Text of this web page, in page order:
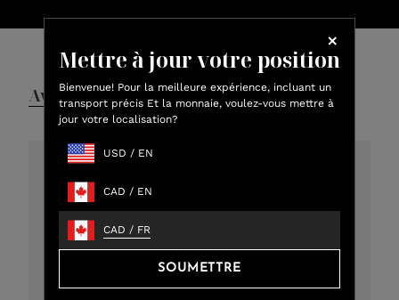
Mettre à jour votre position
Bienvenue! Pour la meilleure expérience, incluant un
transport précis Et la monnaie, voulez-vous mettre à
jour votre localisation?
USD / EN
CAD / EN
CAD / FR
SOUMETTRE
Avis Questions et réponses
4.8
3
11